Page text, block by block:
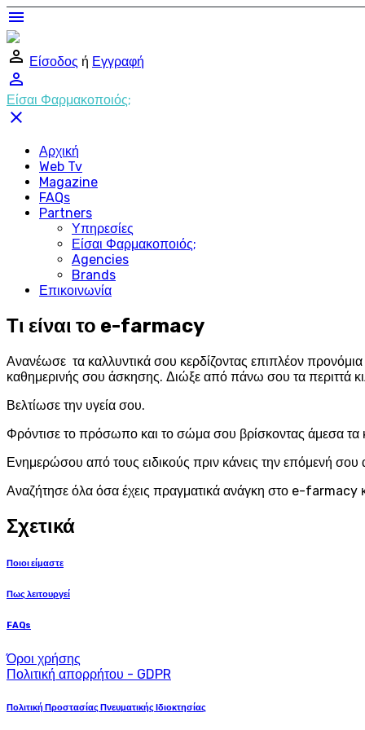
menu
perm_identity Είσοδος ή Εγγραφή
perm_identity
Είσαι Φαρμακοποιός;
close
Αρχική
Web Tv
Magazine
FAQs
Partners
Υπηρεσίες
Είσαι Φαρμακοποιός;
Agencies
Brands
Επικοινωνία
Τι είναι το e-farmacy
Ανανέωσε τα καλλυντικά σου κερδίζοντας επιπλέον
καθημερινής σου άσκησης. Διώξε από πάνω σου τα περιττά
Βελτίωσε την υγεία σου.
Φρόντισε το πρόσωπο και το σώμα σου βρίσκοντας άμεσα τα
Ενημερώσου από τους ειδικούς πριν κάνεις την επόμενή
Αναζήτησε όλα όσα έχεις πραγματικά ανάγκη στο e-farmacy
Σχετικά
Ποιοι είμαστε
Πως λειτουργεί
FAQs
Όροι χρήσης
Πολιτική απορρήτου - GDPR
Πολιτική Προστασίας Πνευματικής Ιδιοκτησίας